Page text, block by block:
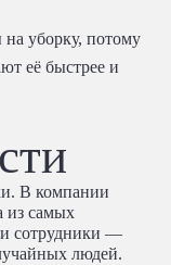
на уборку, потому
её быстрее и
В компании
из самых
сотрудники —
людей.